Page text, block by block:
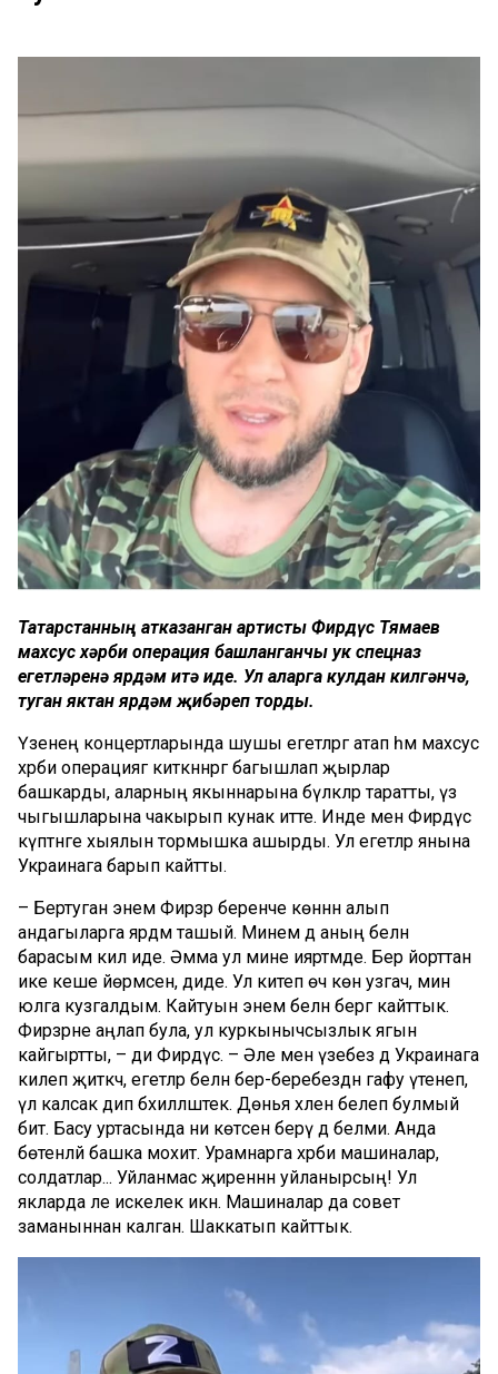
Татарстанның атказанган артисты Фирдүс Тямаев
махсус хәрби операция башланганчы ук спецназ
егетләренә ярдәм итә иде. Ул аларга кулдан килгәнчә,
туган яктан ярдәм җибәреп торды.
Үзенең концертларында шушы егетләргә атап һәм махсус
хәрби операциягә киткәннәргә багышлап җырлар
башкарды, аларның якыннарына бүләкләр таратты, үз
чыгышларына чакырып кунак итте. Инде менә Фирдүс
күптәнге хыялын тормышка ашырды. Ул егетләр янына
Украинага барып кайтты.
– Бертуган энем Фирзәр беренче көннән алып
андагыларга ярдәм ташый. Минем дә аның белән
барасым килә иде. Әмма ул мине ияртмәде. Бер йорттан
ике кеше йөрмәсен, диде. Ул китеп өч көн узгач, мин
юлга кузгалдым. Кайтуын энем белән бергә кайттык.
Фирзәрне аңлап була, ул куркынычсызлык ягын
кайгыртты, – ди Фирдүс. – Әле менә үзебез дә Украинага
килеп җиткәч, егетләр белән бер-беребездән гафу үтенеп,
үлә калсак дип бәхилләштек. Дөнья хәлен белеп булмый
бит. Басу уртасында ни көтәсен берәү дә белми. Анда
бөтенләй башка мохит. Урамнарга хәрби машиналар,
солдатлар... Уйланмас җиреннән уйланырсың! Ул
якларда әле искелек икән. Машиналар да совет
заманыннан калган. Шаккатып кайттык.